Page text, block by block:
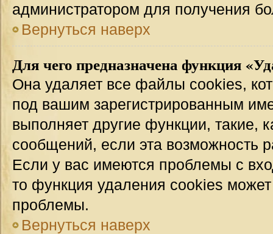
администратором для получения
Вернуться наверх
Для чего предназначена функция
Она удаляет все файлы cookies,
под вашим зарегистрированным
выполняет другие функции, такие,
сообщений, если эта возможность
Если у вас имеются проблемы с
то функция удаления cookies
проблемы.
Вернуться наверх